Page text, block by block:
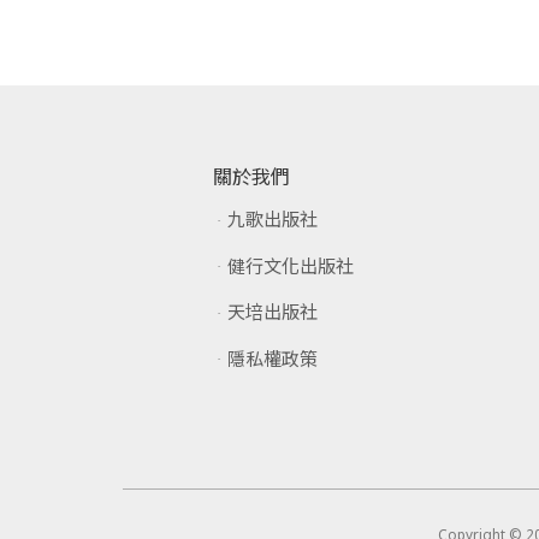
關於我們
九歌出版社
健行文化出版社
天培出版社
隱私權政策
Copyright ©